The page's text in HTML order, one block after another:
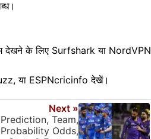
देखने के लिए Surfshark या NordVPN
या ESPNcricinfo देखें।
Next »
Team,
Odds,